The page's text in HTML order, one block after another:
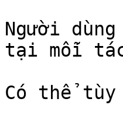
Người
tại mỗi
Có thể